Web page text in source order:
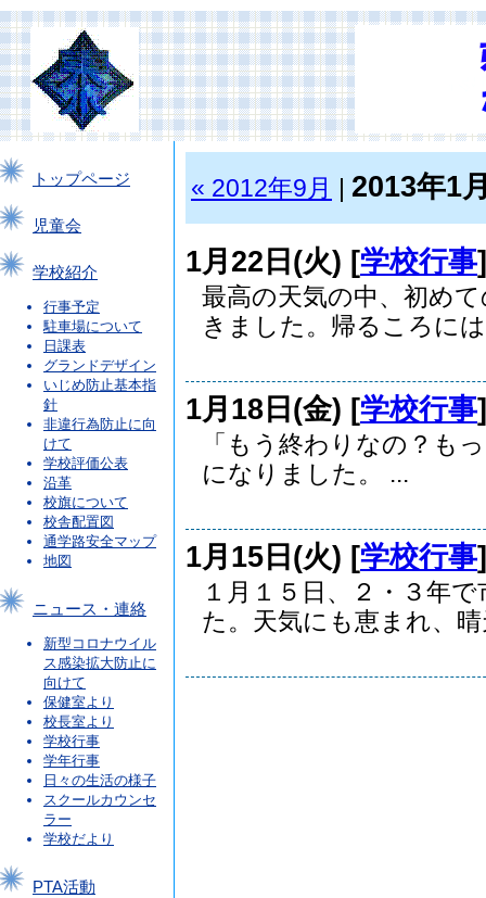
トップページ
児童会
学校紹介
行事予定
駐車場について
日課表
グランドデザイン
いじめ防止基本指
針
非違行為防止に向
けて
学校評価公表
沿革
校旗について
校舎配置図
通学路安全マップ
地図
ニュース・連絡
新型コロナウイル
ス感染拡大防止に
向けて
保健室より
校長室より
学校行事
学年行事
日々の生活の様子
スクールカウンセ
ラー
学校だより
PTA活動
« 2012年9月 2013年1
1月22日(火) [学校行事
最高の天気の中、初め
きました。帰るころに
1月18日(金) [学校行事
「もう終わりなの？も
になりました。 ...
1月15日(火) [学校行事
１月１５日、２・３年
た。天気にも恵まれ、晴